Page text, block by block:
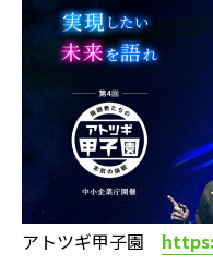
アトツギ甲子園